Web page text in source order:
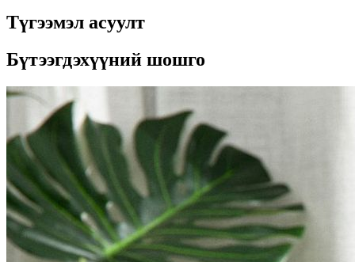
Түгээмэл асуулт
Бүтээгдэхүүний шошго